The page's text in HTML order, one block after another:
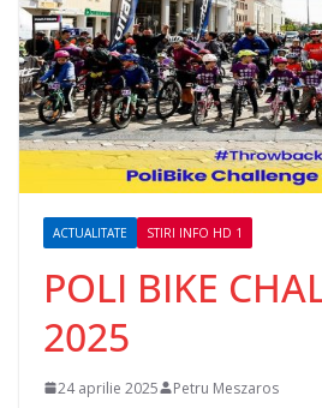
ACTUALITATE STIRI INFO HD 1
POLI BIKE
2025
24 aprilie 2025 Petru Meszaros